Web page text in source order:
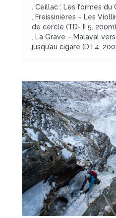
. Ceillac : Les formes du
. Freissinières – Les
de cercle (TD- II 5. 200m)
. La Grave – Malaval
jusqu’au cigare (D I 4.